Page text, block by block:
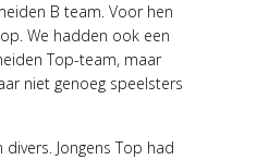
B team. Voor hen
We hadden ook een
Top-team, maar
niet genoeg speelsters
Jongens Top had